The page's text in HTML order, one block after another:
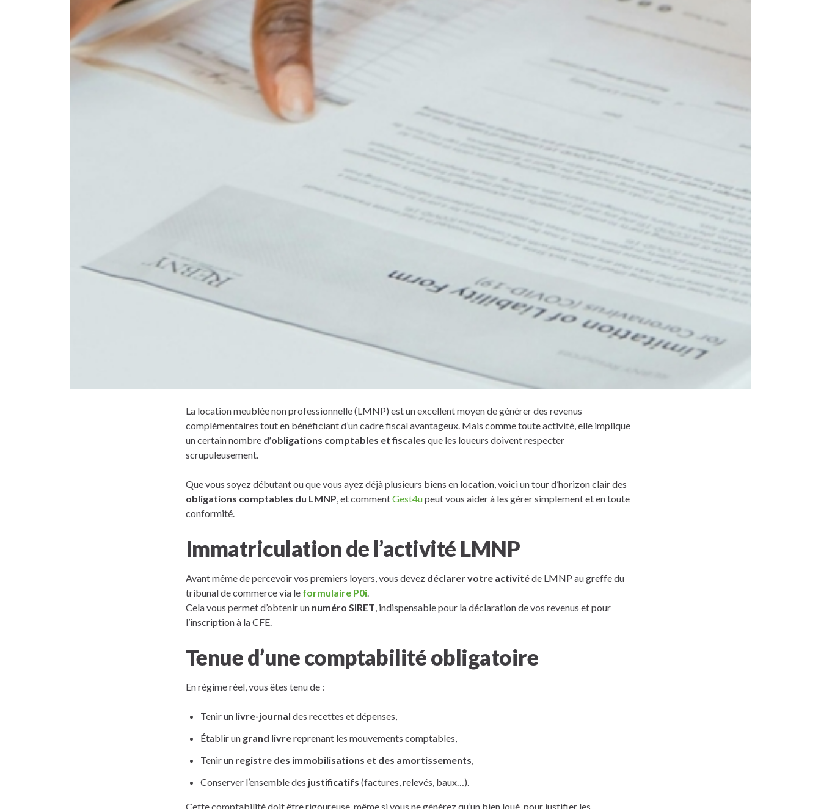
La location meublée non professionnelle (LMNP) est un excellent moyen de générer des revenus
complémentaires tout en bénéficiant d’un cadre fiscal avantageux. Mais comme toute activité, elle implique
un certain nombre d’obligations comptables et fiscales que les loueurs doivent respecter
scrupuleusement.
Que vous soyez débutant ou que vous ayez déjà plusieurs biens en location, voici un tour d’horizon clair des
obligations comptables du LMNP, et commentGest4upeut vous aider à les gérer simplement et en toute
conformité.
Immatriculation de l’activité LMNP
Avant même de percevoir vos premiers loyers, vous devez déclarer votre activitéde LMNP au greffe du
tribunal de commerce via le formulaire P0i.
Cela vous permet d’obtenir un numéro SIRET, indispensable pour la déclaration de vos revenus et pour
l’inscription à la CFE.
Tenue d’une comptabilité obligatoire
En régime réel, vous êtes tenu de :
Tenir un livre-journal des recettes et dépenses,
Établir un grand livrereprenant les mouvements comptables,
Tenir un registre des immobilisations et des amortissements,
Conserver l’ensemble des justificatifs (factures, relevés, baux…).
Cette comptabilité doit être rigoureuse, même si vous ne générez qu’un bien loué, pour justifier les